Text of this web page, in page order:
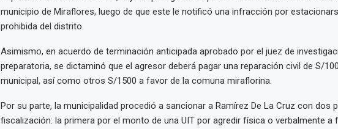
municipio de Miraflores, luego de que este le notificó una infracción por
prohibida del distrito.
Asimismo, en acuerdo de terminación anticipada aprobado por el juez de
preparatoria, se dictaminó que el agresor deberá pagar una reparación civil de S/
municipal, así como otros S/1500 a favor de la comuna miraflorina.
Por su parte, la municipalidad procedió a sancionar a Ramírez De La Cruz con dos
fiscalización: la primera por el monto de una UIT por agredir física o verbalmente a